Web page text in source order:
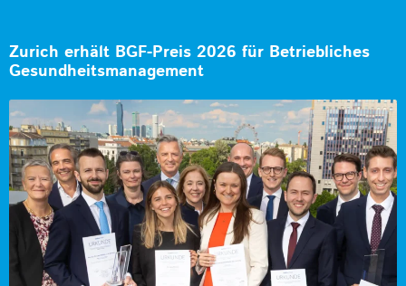
Zurich erhält BGF-Preis 2026 für Betriebliches
Gesundheitsmanagement